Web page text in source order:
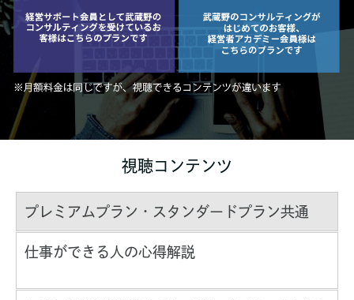
視聴コンテンツ
プレミアムプラン・スタンダードプラン共通
仕事ができる人の心得解説